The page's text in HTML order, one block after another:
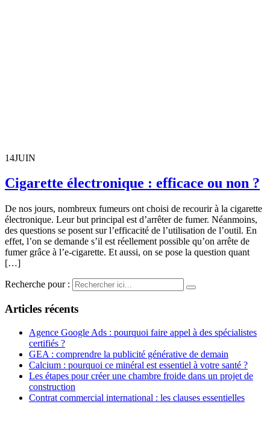
14JUIN
Cigarette électronique : efficace ou non ?
De nos jours, nombreux fumeurs ont choisi de recourir à la cigarette
électronique. Leur but principal est d’arrêter de fumer. Néanmoins,
des questions se posent sur l’efficacité de l’utilisation de l’outil. En
effet, l’on se demande s’il est réellement possible qu’on arrête de
fumer grâce à l’e-cigarette. Et aussi, on se pose la question quant
[…]
Recherche pour :
Articles récents
Agence Google Ads : pourquoi faire appel à des spécialistes
certifiés ?
GEA : comprendre la publicité générative de demain
Calcium : pourquoi ce minéral est essentiel à votre santé ?
Les étapes pour créer une chambre froide dans un projet de
construction
Contrat commercial international : les clauses essentielles